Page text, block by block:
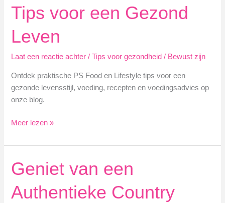
Tips voor een Gezond
Leven
Laat een reactie achter /Tips voor gezondheid / Bewust zijn
Ontdek praktische PS Food en Lifestyle tips voor een
gezonde levensstijl, voeding, recepten en voedingsadvies op
onze blog.
PS
en
Tips
een
Meer lezen »
Geniet van een
Authentieke Country